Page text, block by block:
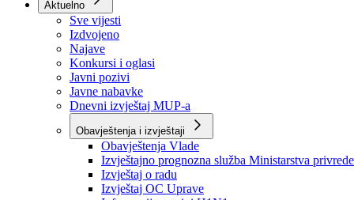
Aktuelno
Sve vijesti
Izdvojeno
Najave
Konkursi i oglasi
Javni pozivi
Javne nabavke
Dnevni izvještaj MUP-a
Obavještenja i izvještaji
Obavještenja Vlade